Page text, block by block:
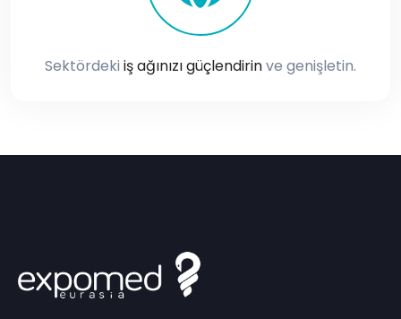
Sektördeki iş ağınızı güçlendirinve genişletin.